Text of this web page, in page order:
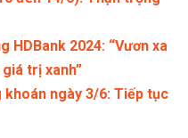
HDBank 2024: “Vươn xa
trị xanh”
ngày 3/6: Tiếp tục